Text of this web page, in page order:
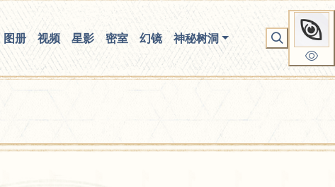
你无法看到我
图册 视频 星影 密室 幻镜 神秘树洞